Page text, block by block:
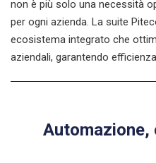
non è più solo una necessità
per ogni azienda. La suite
ecosistema integrato che
aziendali, garantendo
Automazione,